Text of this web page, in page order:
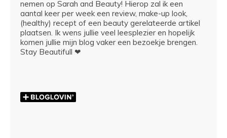
nemen op Sarah and Beauty! Hierop zal ik een
aantal keer per week een review, make-up look,
(healthy) recept of een beauty gerelateerde artikel
plaatsen. Ik wens jullie veel leesplezier en hopelijk
komen jullie mijn blog vaker een bezoekje brengen.
Stay Beautifull ❤